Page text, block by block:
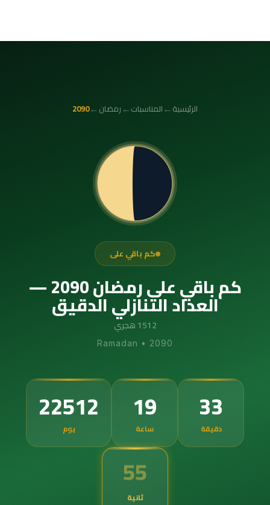
الرئيسية←المناسبات←رمضان←
2090
كم باقي على
كم باقي على رمضان 2090 —
العداد التنازلي الدقيق
1512 هجري
Ramadan • 2090
22512
يوم
19
ساعة
33
دقيقة
54
ثانية